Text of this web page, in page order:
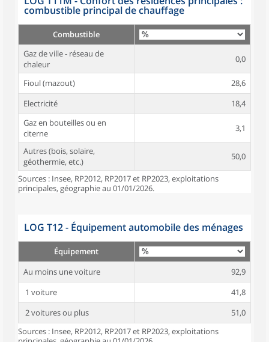
combustible principal de chauffage
Combustible
Gaz de ville - réseau de
chaleur
0,0
Fioul (mazout)
28,6
Electricité
18,4
Gaz en bouteilles ou en
citerne
3,1
Autres (bois, solaire,
géothermie, etc.)
50,0
Sources : Insee, RP2012, RP2017 et RP2023, exploitations
principales, géographie au 01/01/2026.
LOG T12 - Équipement automobile des ménages
Équipement
Au moins une voiture
92,9
1 voiture
41,8
2 voitures ou plus
51,0
Sources : Insee, RP2012, RP2017 et RP2023, exploitations